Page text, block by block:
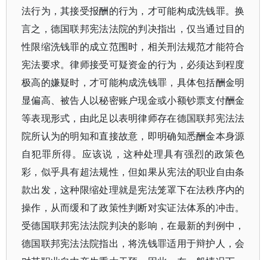
法行为，其接受报酬的行为，才可能构成洗钱罪。换
言之，德国联邦宪法法院的判决指出，仅当通过目的
性限缩洗钱罪的成立范围时，相关刑法规范才能符合
宪法要求。律师接受可疑资金的行为，必须达到程度
极高的嫌疑时，才可能构成洗钱罪，具体包括酬金明
显偏高、被告人以秘密账户现金或小额钞票支付酬金
等表现形式，由此足以表明律师存在德国联邦宪法法
院所认为的明知和直接故意，即明确知悉酬金本身源
自犯罪所得。应该说，这种处理具有强烈的政策色
彩，似乎具有超法规性，但如果从宪法的职业自由条
款出发，这种限缩处理就是宪法笼罩下在法秩序内的
操作，从而缓和了政策性判断对实证法体系的冲击。
受德国联邦宪法法院判决的影响，在最新的判例中，
德国联邦宪法法院指出，将洗钱罪适用于辩护人，会